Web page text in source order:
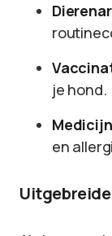
je hond.
en